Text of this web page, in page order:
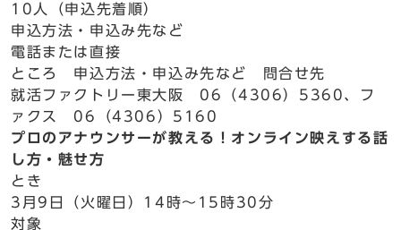
10人（申込先着順）
申込方法・申込み先など
電話または直接
ところ 申込方法・申込み先など 問合せ先
就活ファクトリー東大阪 06（4306）5360、フ
ァクス 06（4306）5160
プロのアナウンサーが教える！オンライン映えする話
し方・魅せ方
とき
3月9日（火曜日）14時～15時30分
対象